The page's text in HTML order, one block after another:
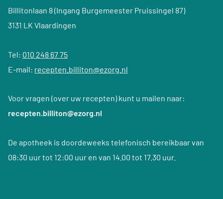
Billitonlaan 8 (Ingang Burgemeester Pruissingel 87)
3131 LK Vlaardingen
Tel: 010 248 67 75
E-mail: recepten.billiton@ezorg.nl
Voor vragen (over uw recepten) kunt u mailen naar:
recepten.billiton@ezorg.nl
De apotheek is doordeweeks telefonisch bereikbaar van
08:30 uur tot 12:00 uur en van 14.00 tot 17.30 uur.